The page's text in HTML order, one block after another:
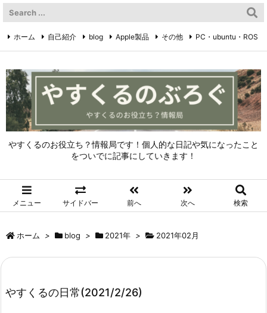
やすくるのお役立ち？情報局です！個人的な日記や気になったこと
をついでに記事にしていきます！
メニュー サイドバー 前へ 次へ 検索
ホーム 自己紹介 blog Apple製品 その他 PC・ubuntu・ROS
ホーム > blog > 2021年 > 2021年02月
やすくるの日常(2021/2/26)